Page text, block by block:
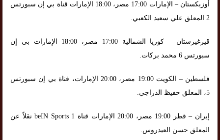
أوزبكستان – الإمارات 17:00 مصر، 18:00 الإمارات قناة بي إن سبورتس
2 المعلق علي سعيد الكعبي.
قيرغيزستان – كوريا الشمالية 17:00 مصر، 18:00 الإمارات بي إن
سبورتس 6 محمد بركات.
فلسطين – الكويت 19:00 مصر، 20:00 الإمارات، قناة بي إن سبورتس
5، المعلق حفيظ الدراجي.
إيران – قطر 19:00 مصر، 20:00 الإمارات قناة beIN Sports 1 نقلاً عن
المعلق حسن العيدروس.